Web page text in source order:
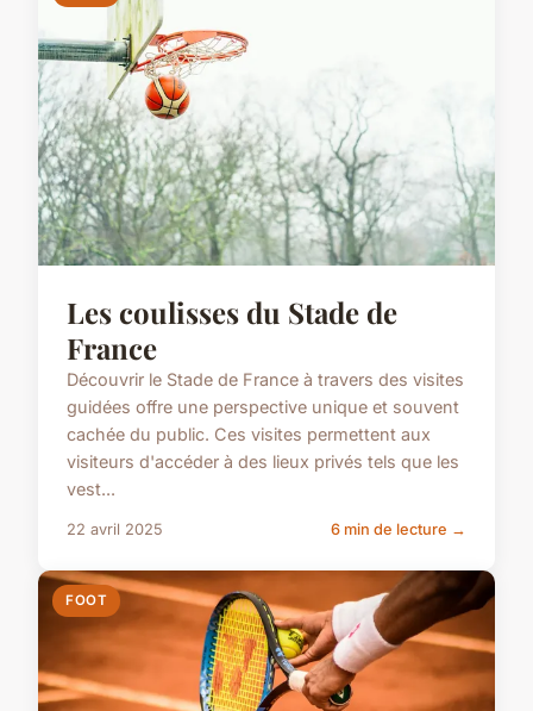
Les coulisses du Stade de
France
Découvrir le Stade de France à travers des visites
guidées offre une perspective unique et souvent
cachée du public. Ces visites permettent aux
visiteurs d'accéder à des lieux privés tels que les
vest...
22 avril 2025 6 min de lecture →
FOOT